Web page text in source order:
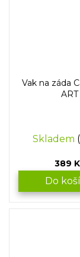
Vak na záda
ART
Skladem
389
Do